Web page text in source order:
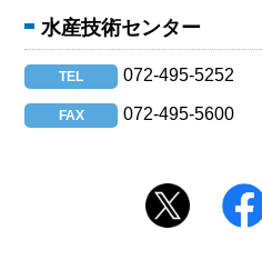
水産技術センター
TEL 072-495-5252
FAX 072-495-5600